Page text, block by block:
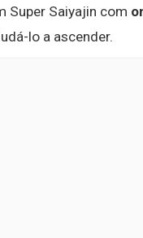
Super Saiyajin com
lo a ascender.